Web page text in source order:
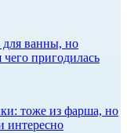
ванны, но
чего пригодилась
тоже из фарша, но
интересно